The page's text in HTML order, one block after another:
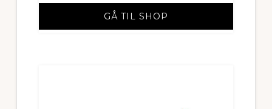
pris
var:
er:
GÅ TIL SHOP